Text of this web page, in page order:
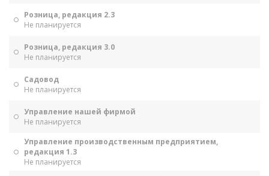
Розница, редакция 2.3
Не планируется
Розница, редакция 3.0
Не планируется
Садовод
Не планируется
Управление нашей фирмой
Не планируется
Управление производственным предприятием,
редакция 1.3
Не планируется